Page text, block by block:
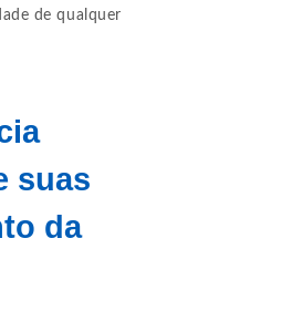
de qualquer
suas
da